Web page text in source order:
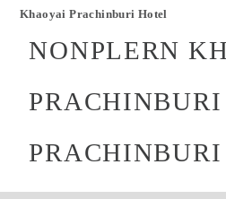
Khaoyai Prachinburi Hotel
NONPLERN
PRACHINBURI